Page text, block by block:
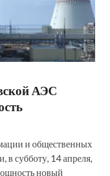
АЭС
и общественных
в субботу, 14 апреля,
новый